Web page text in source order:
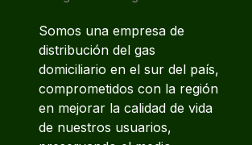
Somos una empresa de
distribución del gas
domiciliario en el sur del país,
comprometidos con la región
en mejorar la calidad de vida
de nuestros usuarios,